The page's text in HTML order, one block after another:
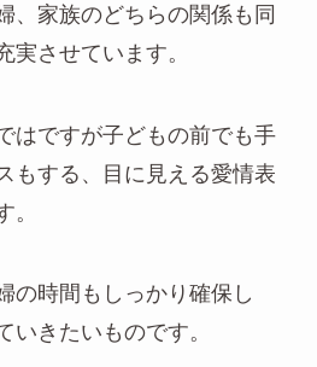
、家族のどちらの関係も同
実させています。
はですが子どもの前でも手
もする、目に見える愛情表
。
の時間もしっかり確保し
いきたいものです。